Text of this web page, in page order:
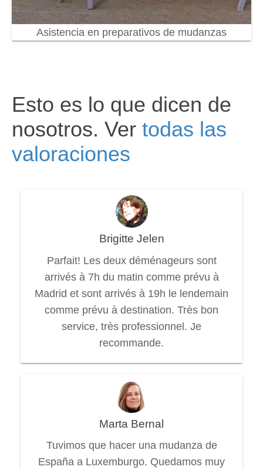
Asistencia en preparativos de mudanzas
Esto es lo que dicen de
nosotros. Ver todas las
valoraciones
Brigitte Jelen
Parfait! Les deux déménageurs sont
arrivés à 7h du matin comme prévu à
Madrid et sont arrivés à 19h le lendemain
comme prévu à destination. Très bon
service, très professionnel. Je
recommande.
Marta Bernal
Tuvimos que hacer una mudanza de
España a Luxemburgo. Quedamos muy